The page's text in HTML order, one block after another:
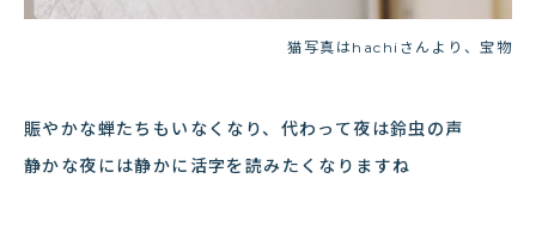
猫写真はhachiさんより、宝物
賑やかな蝉たちもいなくなり、代わって夜は鈴虫の声
静かな夜には静かに活字を読みたくなりますね